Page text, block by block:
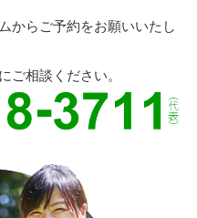
からご予約をお願いいたし
ご相談ください。